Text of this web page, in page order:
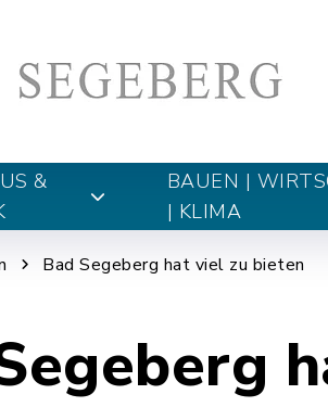
&
BAUEN |
| KLIMA
Bad Segeberg hat viel zu bieten